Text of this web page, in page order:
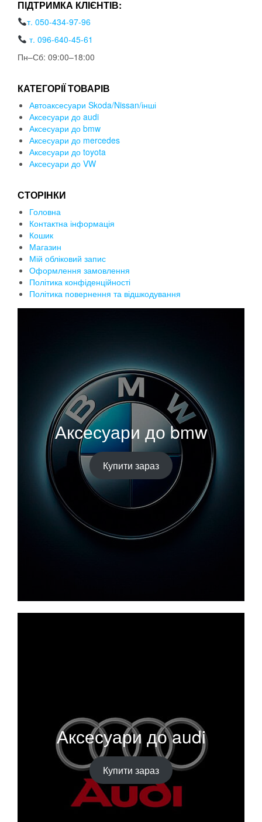
ПІДТРИМКА КЛІЄНТІВ:
т. 050-434-97-96
т. 096-640-45-61
Пн–Сб: 09:00–18:00
КАТЕГОРІЇ ТОВАРІВ
Автоаксесуари Skoda/Nissan/інші
Аксесуари до audi
Аксесуари до bmw
Аксесуари до mercedes
Аксесуари до toyota
Аксесуари до VW
СТОРІНКИ
Головна
Контактна інформація
Кошик
Магазин
Мій обліковий запис
Оформлення замовлення
Політика конфіденційності
Політика повернення та відшкодування
Аксесуари до bmw
Купити зараз
Аксесуари до audi
Купити зараз